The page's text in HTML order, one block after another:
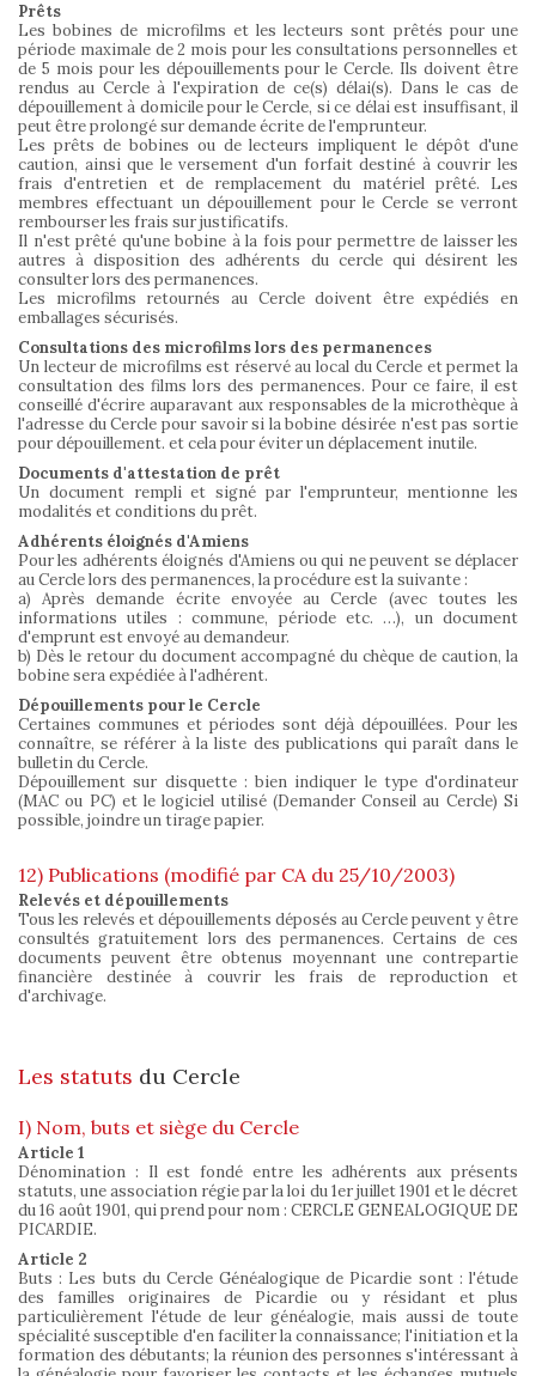
Prêts
Les bobines de microfilms et les lecteurs sont prêtés pour une
période maximale de 2 mois pour les consultations personnelles et
de 5 mois pour les dépouillements pour le Cercle. Ils doivent être
rendus au Cercle à l'expiration de ce(s) délai(s). Dans le cas de
dépouillement à domicile pour le Cercle, si ce délai est insuffisant, il
peut être prolongé sur demande écrite de l'emprunteur.
Les prêts de bobines ou de lecteurs impliquent le dépôt d'une
caution, ainsi que le versement d'un forfait destiné à couvrir les
frais d'entretien et de remplacement du matériel prêté. Les
membres effectuant un dépouillement pour le Cercle se verront
rembourser les frais sur justificatifs.
Il n'est prêté qu'une bobine à la fois pour permettre de laisser les
autres à disposition des adhérents du cercle qui désirent les
consulter lors des permanences.
Les microfilms retournés au Cercle doivent être expédiés en
emballages sécurisés.
Consultations des microfilms lors des permanences
Un lecteur de microfilms est réservé au local du Cercle et permet la
consultation des films lors des permanences. Pour ce faire, il est
conseillé d'écrire auparavant aux responsables de la microthèque à
l'adresse du Cercle pour savoir si la bobine désirée n'est pas sortie
pour dépouillement. et cela pour éviter un déplacement inutile.
Documents d'attestation de prêt
Un document rempli et signé par l'emprunteur, mentionne les
modalités et conditions du prêt.
Adhérents éloignés d'Amiens
Pour les adhérents éloignés d'Amiens ou qui ne peuvent se déplacer
au Cercle lors des permanences, la procédure est la suivante :
a) Après demande écrite envoyée au Cercle (avec toutes les
informations utiles : commune, période etc. …), un document
d'emprunt est envoyé au demandeur.
b) Dès le retour du document accompagné du chèque de caution, la
bobine sera expédiée à l'adhérent.
Dépouillements pour le Cercle
Certaines communes et périodes sont déjà dépouillées. Pour les
connaître, se référer à la liste des publications qui paraît dans le
bulletin du Cercle.
Dépouillement sur disquette : bien indiquer le type d'ordinateur
(MAC ou PC) et le logiciel utilisé (Demander Conseil au Cercle) Si
possible, joindre un tirage papier.
12) Publications (modifié par CA du 25/10/2003)
Relevés et dépouillements
Tous les relevés et dépouillements déposés au Cercle peuvent y être
consultés gratuitement lors des permanences. Certains de ces
documents peuvent être obtenus moyennant une contrepartie
financière destinée à couvrir les frais de reproduction et
d'archivage.
Les statuts du Cercle
I) Nom, buts et siège du Cercle
Article 1
Dénomination : Il est fondé entre les adhérents aux présents
statuts, une association régie par la loi du 1er juillet 1901 et le décret
du 16 août 1901, qui prend pour nom : CERCLE GENEALOGIQUE DE
PICARDIE.
Article 2
Buts : Les buts du Cercle Généalogique de Picardie sont : l'étude
des familles originaires de Picardie ou y résidant et plus
particulièrement l'étude de leur généalogie, mais aussi de toute
spécialité susceptible d'en faciliter la connaissance; l'initiation et la
formation des débutants; la réunion des personnes s'intéressant à